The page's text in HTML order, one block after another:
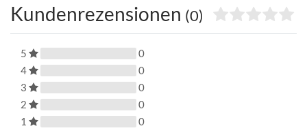
Kundenrezensionen (0)
5
0
4
0
3
0
2
0
1
0